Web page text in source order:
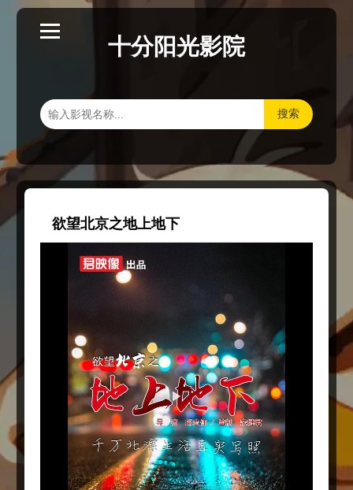
十分阳光影院
搜索
欲望北京之地上地下